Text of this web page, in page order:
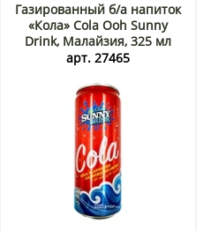
Газированный б/а напиток
«Кола» Cola Ooh Sunny
Drink, Малайзия, 325 мл
арт. 27465